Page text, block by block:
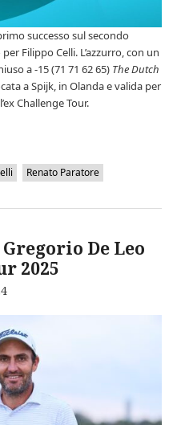
successo sul secondo
Filippo Celli. L’azzurro, con un
a -15 (71 71 62 65) The Dutch
a Spijk, in Olanda e valida per
Challenge Tour.
Renato Paratore
De Leo
2025